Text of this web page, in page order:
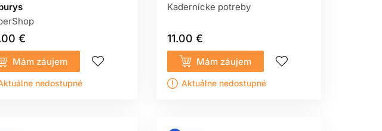
€
Mám záujem
nedostupné
Kadernícke potreby
11.00 €
Mám záujem
Aktuálne nedostupné